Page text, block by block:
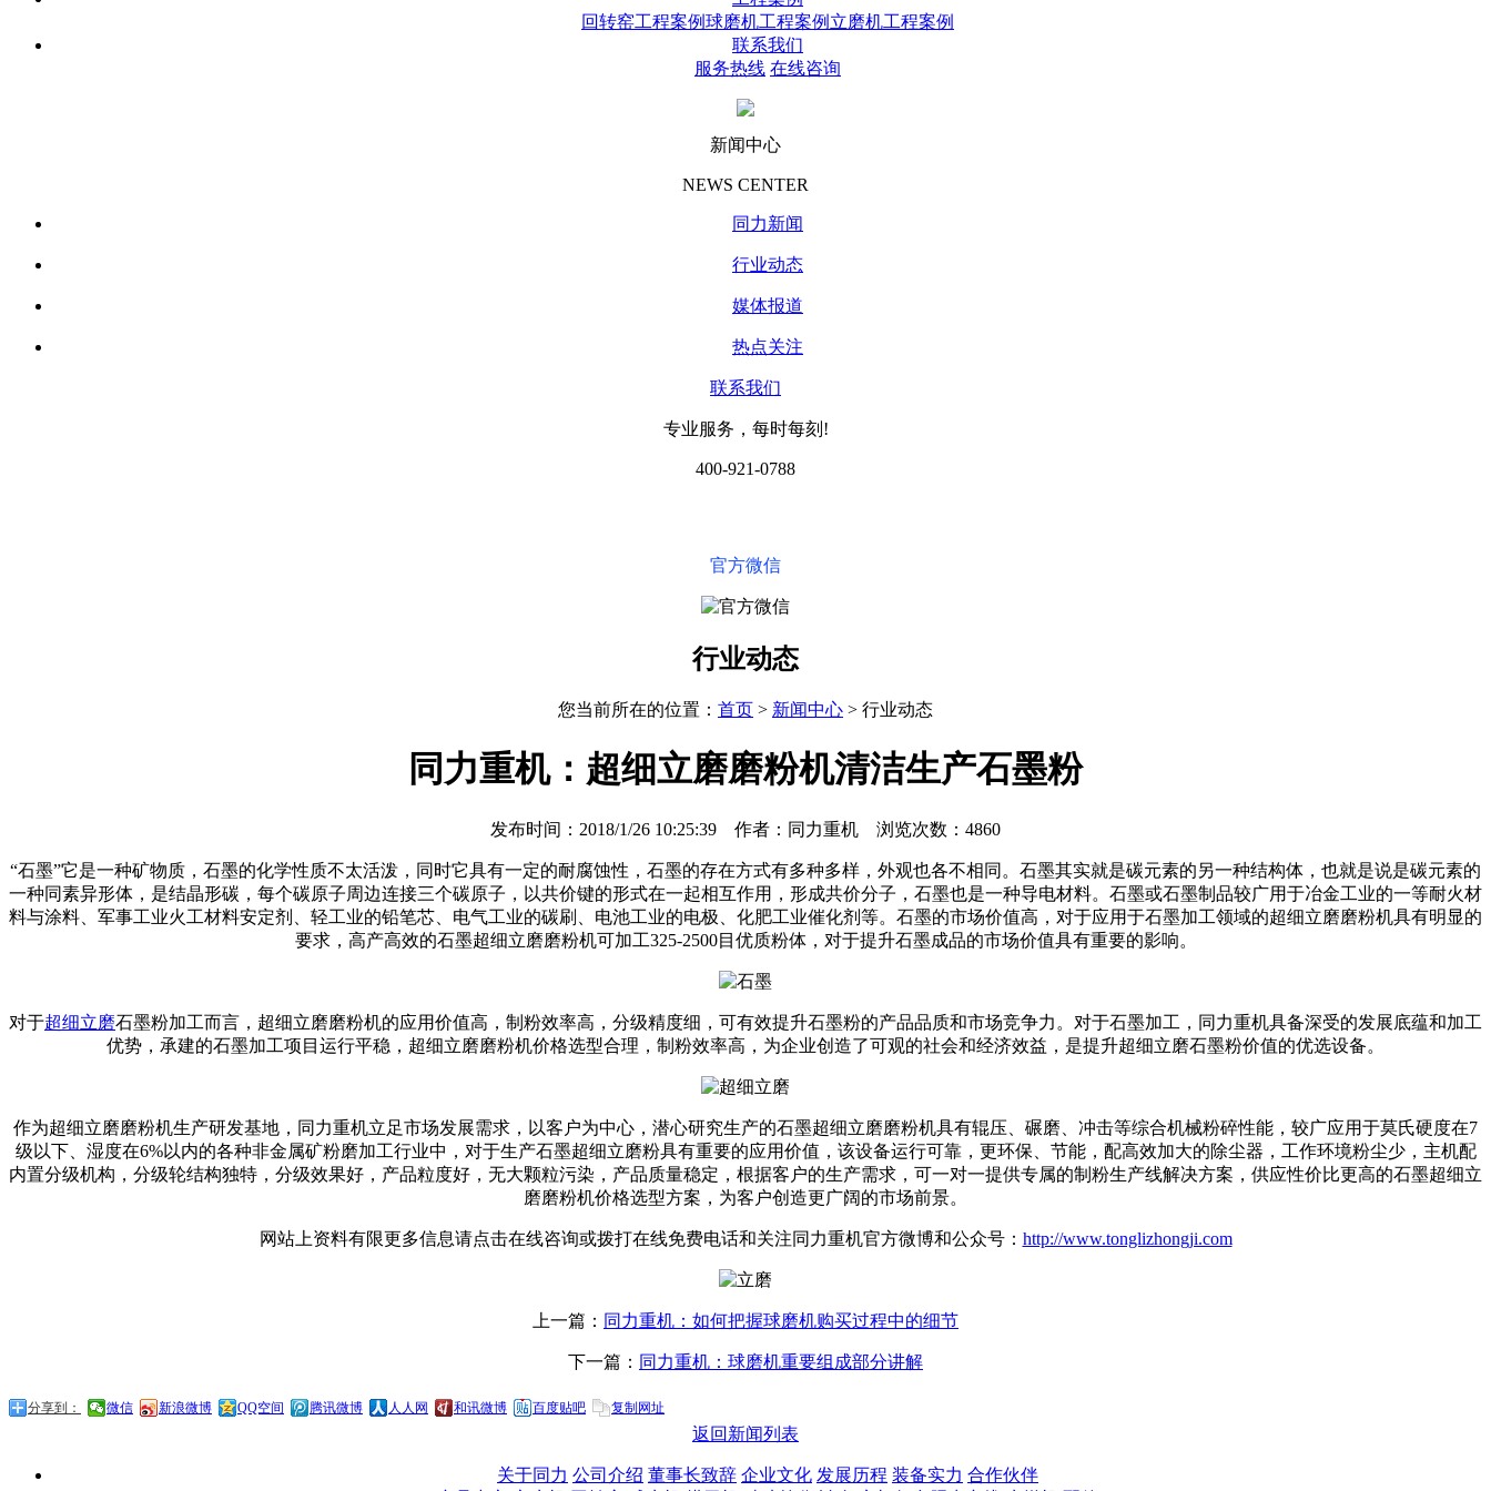
回转窑工程案例球磨机工程案例 立磨机工程案例
联系我们
服务热线 在线咨询
新闻中心
NEWS CENTER
同力新闻
行业动态
媒体报道
热点关注
联系我们
专业服务，每时每刻!
400-921-0788
官方微信
行业动态
您当前所在的位置： 首页 > 新闻中心 > 行业动态
同力重机：超细立磨磨粉机清洁生产石墨粉
发布时间：2018/1/26 10:25:39 作者：同力重机 浏览次数：4860
“石墨”它是一种矿物质，石墨的化学性质不太活泼，同时它具有一定的耐腐蚀性，石墨的存在方式有多种多样，外观也各不相同。石墨其实就是碳元素的另一种结构体，也就是说是碳元素的
一种同素异形体，是结晶形碳，每个碳原子周边连接三个碳原子，以共价键的形式在一起相互作用，形成共价分子，石墨也是一种导电材料。石墨或石墨制品较广用于冶金工业的一等耐火材
料与涂料、军事工业火工材料安定剂、轻工业的铅笔芯、电气工业的碳刷、电池工业的电极、化肥工业催化剂等。石墨的市场价值高，对于应用于石墨加工领域的超细立磨磨粉机具有明显的
要求，高产高效的石墨超细立磨磨粉机可加工325-2500目优质粉体，对于提升石墨成品的市场价值具有重要的影响。
对于超细立磨石墨粉加工而言，超细立磨磨粉机的应用价值高，制粉效率高，分级精度细，可有效提升石墨粉的产品品质和市场竞争力。对于石墨加工，同力重机具备深受的发展底蕴和加工
优势，承建的石墨加工项目运行平稳，超细立磨磨粉机价格选型合理，制粉效率高，为企业创造了可观的社会和经济效益，是提升超细立磨石墨粉价值的优选设备。
作为超细立磨磨粉机生产研发基地，同力重机立足市场发展需求，以客户为中心，潜心研究生产的石墨超细立磨磨粉机具有辊压、碾磨、冲击等综合机械粉碎性能，较广应用于莫氏硬度在7
级以下、湿度在6%以内的各种非金属矿粉磨加工行业中，对于生产石墨超细立磨粉具有重要的应用价值，该设备运行可靠，更环保、节能，配高效加大的除尘器，工作环境粉尘少，主机配
内置分级机构，分级轮结构独特，分级效果好，产品粒度好，无大颗粒污染，产品质量稳定，根据客户的生产需求，可一对一提供专属的制粉生产线解决方案，供应性价比更高的石墨超细立
磨磨粉机价格选型方案，为客户创造更广阔的市场前景。
网站上资料有限更多信息请点击在线咨询或拨打在线免费电话和关注同力重机官方微博和公众号： http://www.tonglizhongji.com
上一篇： 同力重机：如何把握球磨机购买过程中的细节
下一篇： 同力重机：球磨机重要组成部分讲解
分享到： 微信 新浪微博 QQ空间 腾讯微博 人人网 和讯微博 百度贴吧 复制网址
返回新闻列表
关于同力 公司介绍 董事长致辞 企业文化 发展历程 装备实力 合作伙伴